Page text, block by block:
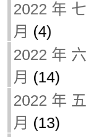
2022 年 七
月 (4)
2022 年 六
月 (14)
2022 年 五
月 (13)